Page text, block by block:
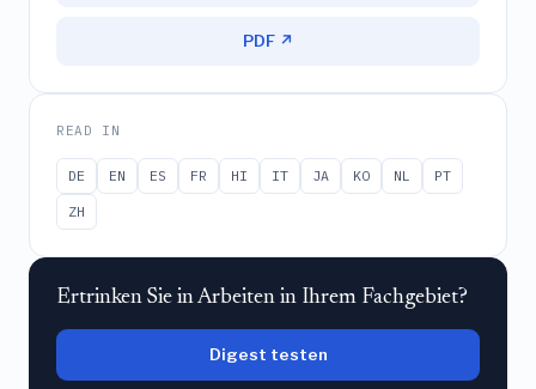
PDF ↗
READ IN
DE EN ES FR HI IT JA KO NL
PT
ZH
Ertrinken Sie in Arbeiten in Ihrem Fachgebiet?
Digest testen